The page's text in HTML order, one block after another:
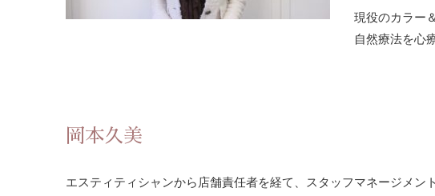
現役のカラー
自然療法を心
岡本久美
エスティティシャンから店舗責任者を経て、スタッフマネージメ